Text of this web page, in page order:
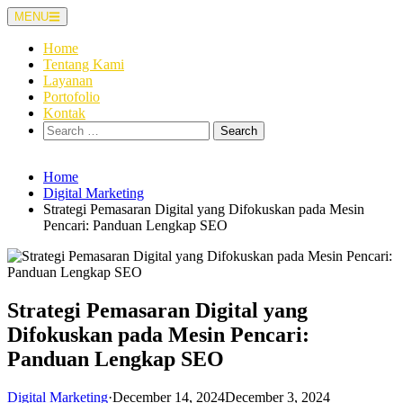
Skip
to
content
MENU
Home
Tentang Kami
Layanan
Portofolio
Kontak
Search
for:
Home
Digital Marketing
Strategi Pemasaran Digital yang Difokuskan pada Mesin
Pencari: Panduan Lengkap SEO
Strategi Pemasaran Digital yang
Difokuskan pada Mesin Pencari:
Panduan Lengkap SEO
Digital Marketing·December 14, 2024December 3, 2024